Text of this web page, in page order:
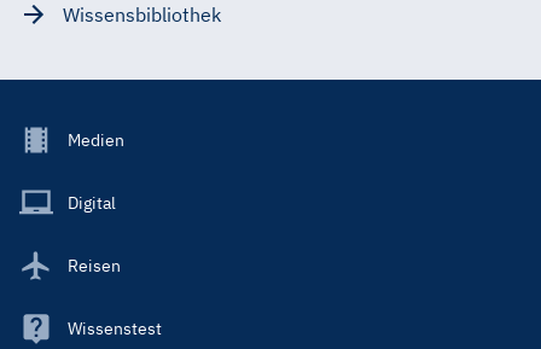
Wissensbibliothek
Footer
Main
Medien
Digital
Reisen
Wissenstest